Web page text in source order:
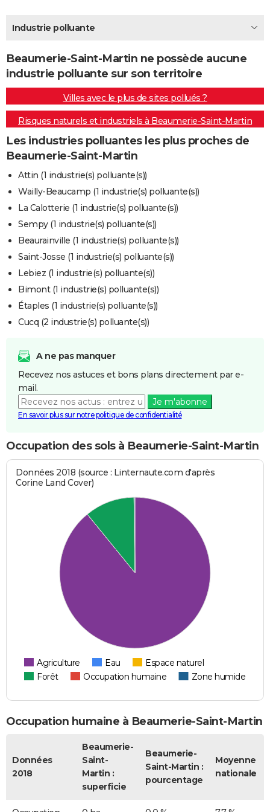
BONS PLANS
CARTE DE VOEUX
Carte de Noël
Carte Bonne année
Carte Saint-Valentin
Carte Pâques
Carte d'anniversaire
DICTIONNAIRE
Dictionnaire
Biographies
Citations
Expressions
Proverbes
PROGRAMME TV
COPAINS D'AVANT
S'inscrire
Se connecter
Primaires
Universités
Entreprises
Service militaire
Avis de recherche
AVIS DE DÉCÈS
FORUM
Bricolage
Television
Industrie polluante
Beaumerie-Saint-Martin ne possède aucune
industrie polluante sur son territoire
Villes avec le plus de sites pollués ?
Risques naturels et industriels à Beaumerie-Saint-Martin
Les industries polluantes les plus proches de
Beaumerie-Saint-Martin
Attin (1 industrie(s) polluante(s))
Wailly-Beaucamp (1 industrie(s) polluante(s))
La Calotterie (1 industrie(s) polluante(s))
Sempy (1 industrie(s) polluante(s))
Beaurainville (1 industrie(s) polluante(s))
Saint-Josse (1 industrie(s) polluante(s))
Lebiez (1 industrie(s) polluante(s))
Bimont (1 industrie(s) polluante(s))
Étaples (1 industrie(s) polluante(s))
Cucq (2 industrie(s) polluante(s))
A ne pas manquer
Recevez nos astuces et bons plans directement par e-
mail.
Je m'abonne
En savoir plus sur notre politique de confidentialité
Occupation des sols à Beaumerie-Saint-Martin
Données 2018 (source : Linternaute.com d'après
Corine Land Cover)
Agriculture Eau
Espace naturel
Forêt
Occupation humaine Zone humide
Occupation humaine à Beaumerie-Saint-Martin
Données
2018
Beaumerie-
Saint-
Martin :
superficie
Beaumerie-
Saint-Martin :
pourcentage
Moyenne
nationale